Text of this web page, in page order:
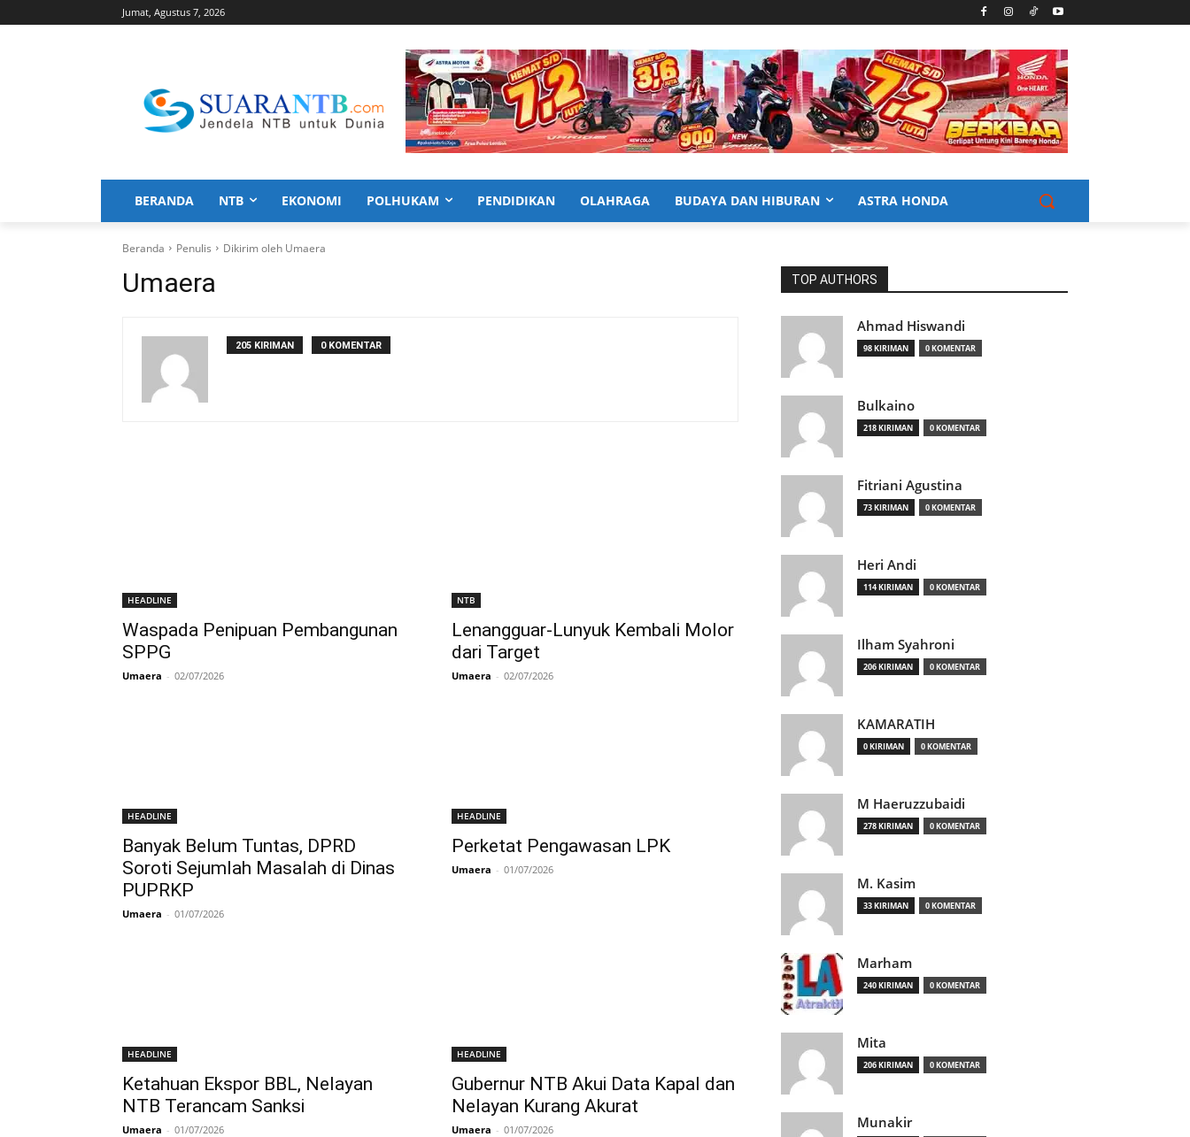
Jumat, Agustus 7, 2026
BERANDA NTB EKONOMI POLHUKAM PENDIDIKAN OLAHRAGA BUDAYA DAN HIBURAN ASTRA HONDA
Beranda Penulis Dikirim oleh Umaera
Umaera
205 KIRIMAN 0 KOMENTAR
HEADLINE
Waspada Penipuan Pembangunan
SPPG
Umaera - 02/07/2026
NTB
Lenangguar-Lunyuk Kembali Molor
dari Target
Umaera - 02/07/2026
HEADLINE
Banyak Belum Tuntas, DPRD
Soroti Sejumlah Masalah di Dinas
PUPRKP
Umaera - 01/07/2026
HEADLINE
Perketat Pengawasan LPK
Umaera - 01/07/2026
HEADLINE
Ketahuan Ekspor BBL, Nelayan
NTB Terancam Sanksi
Umaera - 01/07/2026
HEADLINE
Gubernur NTB Akui Data Kapal dan
Nelayan Kurang Akurat
Umaera - 01/07/2026
TOP AUTHORS
Ahmad Hiswandi
98 KIRIMAN 0 KOMENTAR
Bulkaino
218 KIRIMAN 0 KOMENTAR
Fitriani Agustina
73 KIRIMAN 0 KOMENTAR
Heri Andi
114 KIRIMAN 0 KOMENTAR
Ilham Syahroni
206 KIRIMAN 0 KOMENTAR
KAMARATIH
0 KIRIMAN 0 KOMENTAR
M Haeruzzubaidi
278 KIRIMAN 0 KOMENTAR
M. Kasim
33 KIRIMAN 0 KOMENTAR
Marham
240 KIRIMAN 0 KOMENTAR
Mita
206 KIRIMAN 0 KOMENTAR
Munakir